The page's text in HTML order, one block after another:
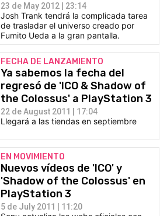
23 de May 2012 | 23:14
Josh Trank tendrá la complicada tarea
de trasladar el universo creado por
Fumito Ueda a la gran pantalla.
FECHA DE LANZAMIENTO
Ya sabemos la fecha del
regresó de 'ICO & Shadow of
the Colossus' a PlayStation 3
22 de August 2011 | 17:04
Llegará a las tiendas en septiembre
EN MOVIMIENTO
Nuevos vídeos de 'ICO' y
'Shadow of the Colossus' en
PlayStation 3
5 de July 2011 | 11:20